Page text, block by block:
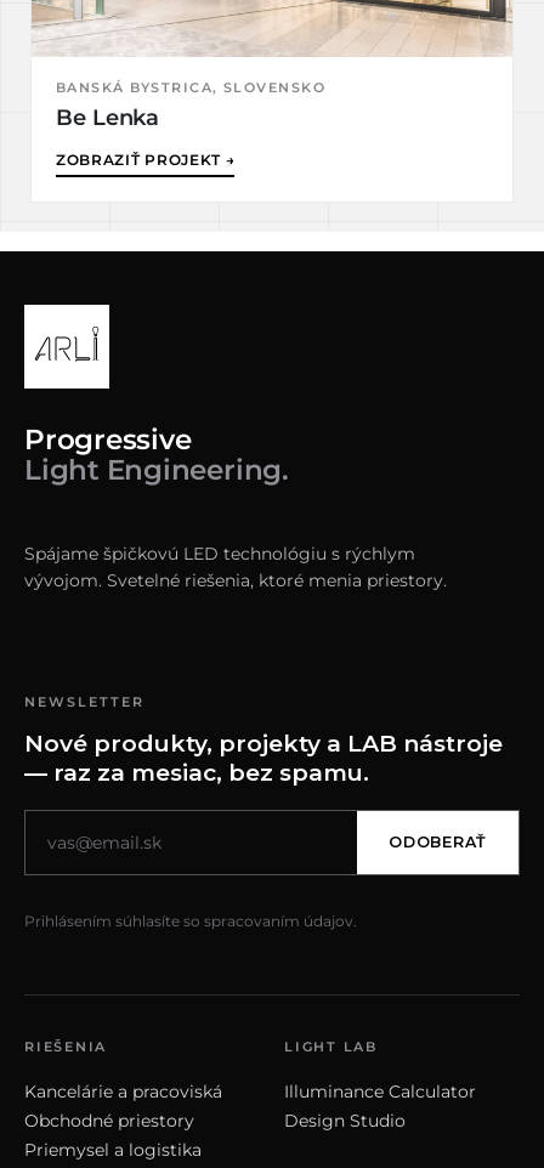
BANSKÁ BYSTRICA, SLOVENSKO
Be Lenka
ZOBRAZIŤ PROJEKT →
Progressive
Light Engineering.
Spájame špičkovú LED technológiu s rýchlym
vývojom. Svetelné riešenia, ktoré menia priestory.
NEWSLETTER
Nové produkty, projekty a LAB nástroje
— raz za mesiac, bez spamu.
ODOBERAŤ
Prihlásením súhlasíte so spracovaním údajov.
RIEŠENIA
Kancelárie a pracoviská
Obchodné priestory
Priemysel a logistika
LIGHT LAB
Illuminance Calculator
Design Studio